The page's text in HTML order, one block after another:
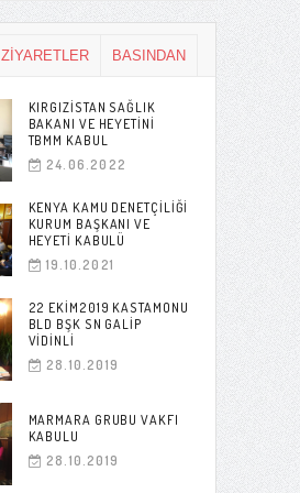
ZİYARETLER BASINDAN
KIRGIZISTAN SAĞLIK
BAKANI VE HEYETINI
TBMM KABUL
24.06.2022
KENYA KAMU DENETÇILIĞI
KURUM BAŞKANI VE
HEYETI KABULÜ
19.10.2021
22 EKIM2019 KASTAMONU
BLD BŞK SN GALIP
VIDINLI
28.10.2019
MARMARA GRUBU VAKFI
KABULU
28.10.2019